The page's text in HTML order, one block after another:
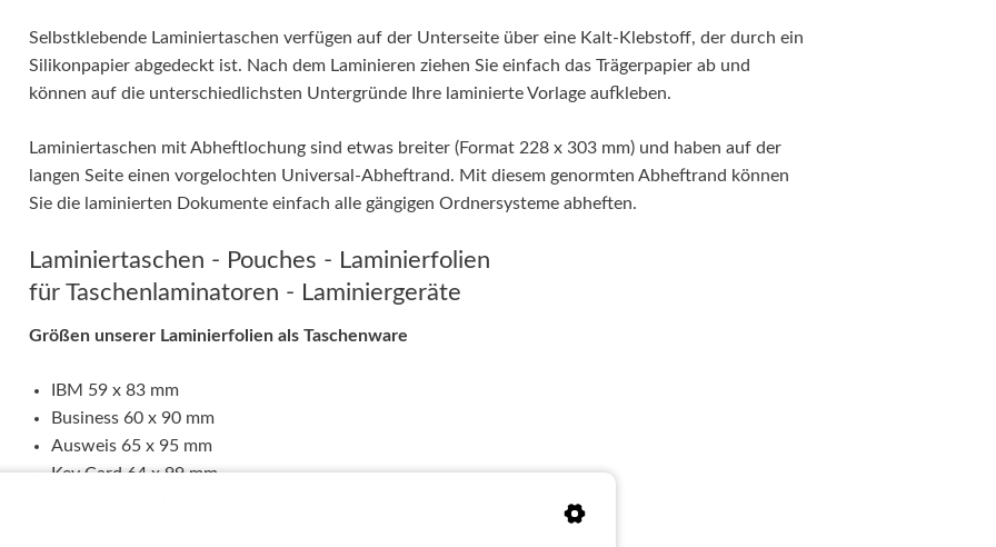
Selbstklebende Laminiertaschen verfügen auf der Unterseite über eine Kalt-Klebstoff, der durch ein
Silikonpapier abgedeckt ist. Nach dem Laminieren ziehen Sie einfach das Trägerpapier ab und
können auf die unterschiedlichsten Untergründe Ihre laminierte Vorlage aufkleben.
Laminiertaschen mit Abheftlochung sind etwas breiter (Format 228 x 303 mm) und haben auf der
langen Seite einen vorgelochten Universal-Abheftrand. Mit diesem genormten Abheftrand können
Sie die laminierten Dokumente einfach alle gängigen Ordnersysteme abheften.
Laminiertaschen - Pouches - Laminierfolien
für Taschenlaminatoren - Laminiergeräte
Größen unserer Laminierfolien als Taschenware
IBM 59 x 83 mm
Business 60 x 90 mm
Ausweis 65 x 95 mm
Key Card 64 x 99 mm